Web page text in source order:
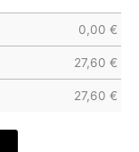
0,00 €
27,60 €
27,60 €